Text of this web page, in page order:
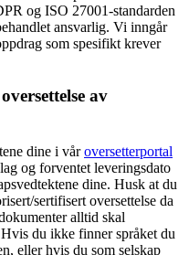
og ISO 27001-standarden
ansvarlig. Vi inngår
som spesifikt krever
av
dine i våroversetterportal
og forventet leveringsdato
dine. Husk at du
sertifisert oversettelse da
alltid skal
du ikke finner språket du
eller hvis du som selskap